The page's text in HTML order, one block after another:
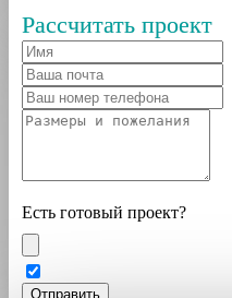
Рассчитать проект
Есть готовый проект?